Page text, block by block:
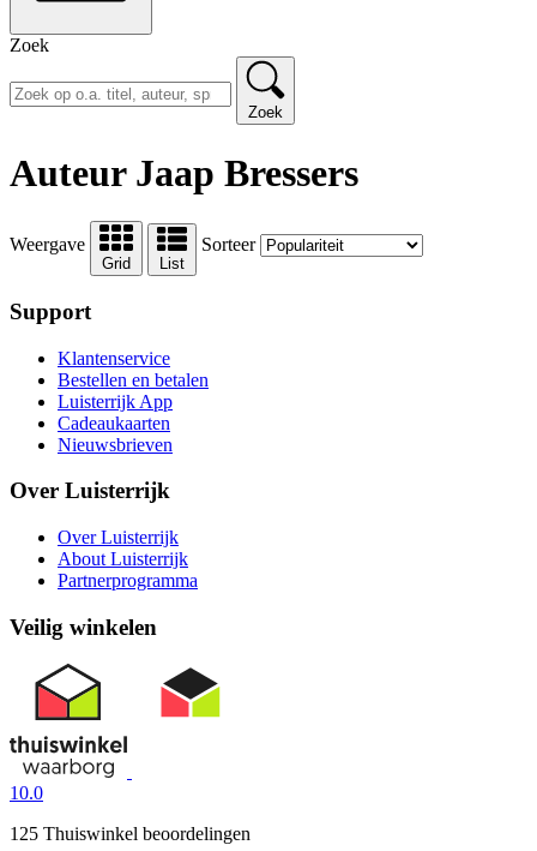
Zoek
Zoek
Auteur Jaap Bressers
Weergave
Grid List
Sorteer
Support
Klantenservice
Bestellen en betalen
Luisterrijk App
Cadeaukaarten
Nieuwsbrieven
Over Luisterrijk
Over Luisterrijk
About Luisterrijk
Partnerprogramma
Veilig winkelen
10.0
125 Thuiswinkel beoordelingen